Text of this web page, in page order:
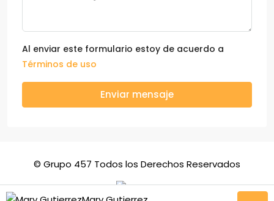
Al enviar este formulario estoy de acuerdo a
Términos de uso
Enviar mensaje
© Grupo 457 Todos los Derechos Reservados